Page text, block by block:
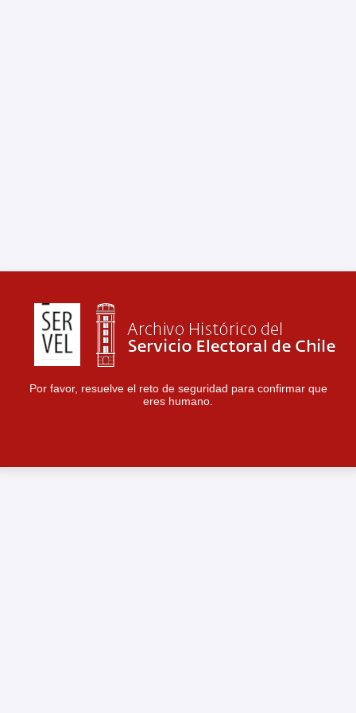
Por favor, resuelve el reto de seguridad para confirmar que
eres humano.